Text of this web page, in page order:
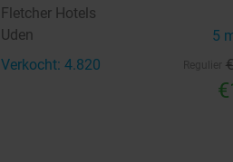
Fletcher Hotels
Uden
5
Verkocht: 4.820